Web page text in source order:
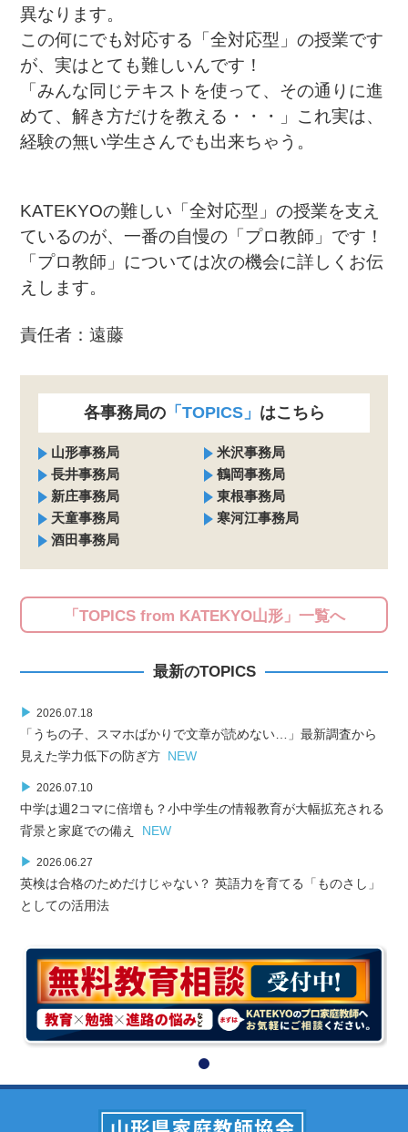
異なります。
この何にでも対応する「全対応型」の授業です
が、実はとても難しいんです！
「みんな同じテキストを使って、その通りに進
めて、解き方だけを教える・・・」これ実は、
経験の無い学生さんでも出来ちゃう。
KATEKYOの難しい「全対応型」の授業を支え
ているのが、一番の自慢の「プロ教師」です！
「プロ教師」については次の機会に詳しくお伝
えします。
責任者：遠藤
各事務局の「TOPICS」 はこちら
山形事務局
米沢事務局
長井事務局
鶴岡事務局
新庄事務局
東根事務局
天童事務局
寒河江事務局
酒田事務局
「TOPICS from KATEKYO山形」一覧へ
最新のTOPICS
▶ 2026.07.18
「うちの子、スマホばかりで文章が読めない…」最新調査から
見えた学力低下の防ぎ方 NEW
▶ 2026.07.10
中学は週2コマに倍増も？小中学生の情報教育が大幅拡充される
背景と家庭での備え NEW
▶ 2026.06.27
英検は合格のためだけじゃない？ 英語力を育てる「ものさし」
としての活用法